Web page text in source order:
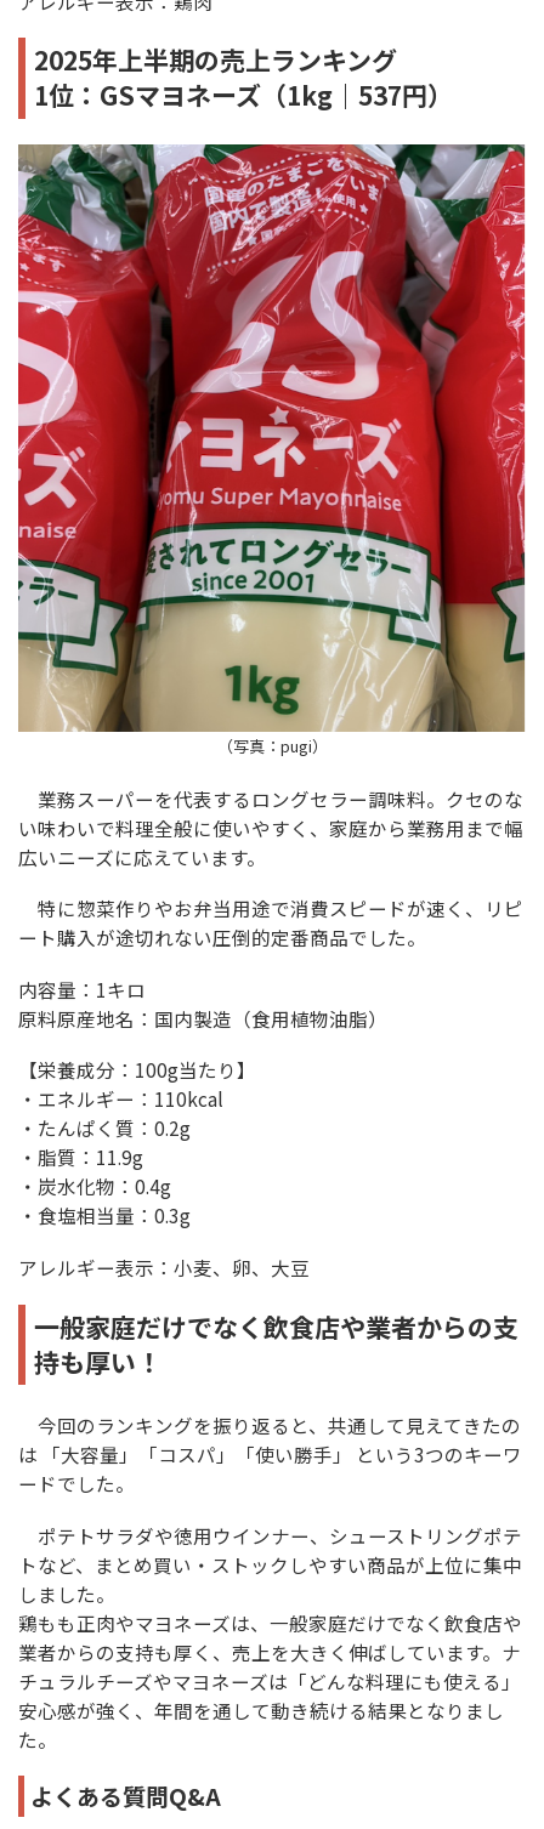
2025年上半期の売上ランキング
1位：GSマヨネーズ（1kg｜537円）
（写真：pugi）
業務スーパーを代表するロングセラー調味料。クセのな
い味わいで料理全般に使いやすく、家庭から業務用まで幅
広いニーズに応えています。
特に惣菜作りやお弁当用途で消費スピードが速く、リピ
ート購入が途切れない圧倒的定番商品でした。
内容量：1キロ
原料原産地名：国内製造（食用植物油脂）
【栄養成分：100g当たり】
・エネルギー：110kcal
・たんぱく質：0.2g
・脂質：11.9g
・炭水化物：0.4g
・食塩相当量：0.3g
アレルギー表示：小麦、卵、大豆
一般家庭だけでなく飲食店や業者からの支
持も厚い！
今回のランキングを振り返ると、共通して見えてきたの
は 「大容量」「コスパ」「使い勝手」 という3つのキーワ
ードでした。
ポテトサラダや徳用ウインナー、シューストリングポテ
トなど、まとめ買い・ストックしやすい商品が上位に集中
しました。
鶏もも正肉やマヨネーズは、一般家庭だけでなく飲食店や
業者からの支持も厚く、売上を大きく伸ばしています。ナ
チュラルチーズやマヨネーズは「どんな料理にも使える」
安心感が強く、年間を通して動き続ける結果となりまし
た。
よくある質問Q&A